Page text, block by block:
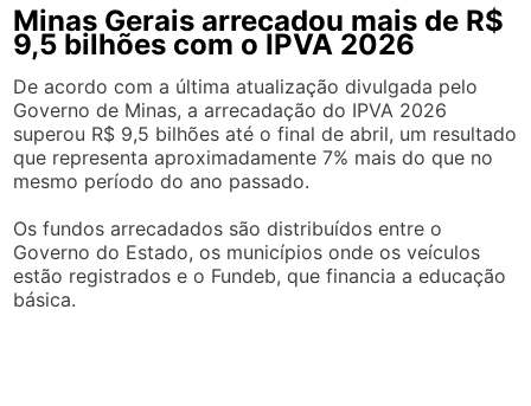
Minas Gerais arrecadou mais de R$
9,5 bilhões com o IPVA 2026
De acordo com a última atualização divulgada pelo
Governo de Minas, a arrecadação do IPVA 2026
superou R$ 9,5 bilhões até o final de abril, um resultado
que representa aproximadamente 7% mais do que no
mesmo período do ano passado.
Os fundos arrecadados são distribuídos entre o
Governo do Estado, os municípios onde os veículos
estão registrados e o Fundeb, que financia a educação
básica.